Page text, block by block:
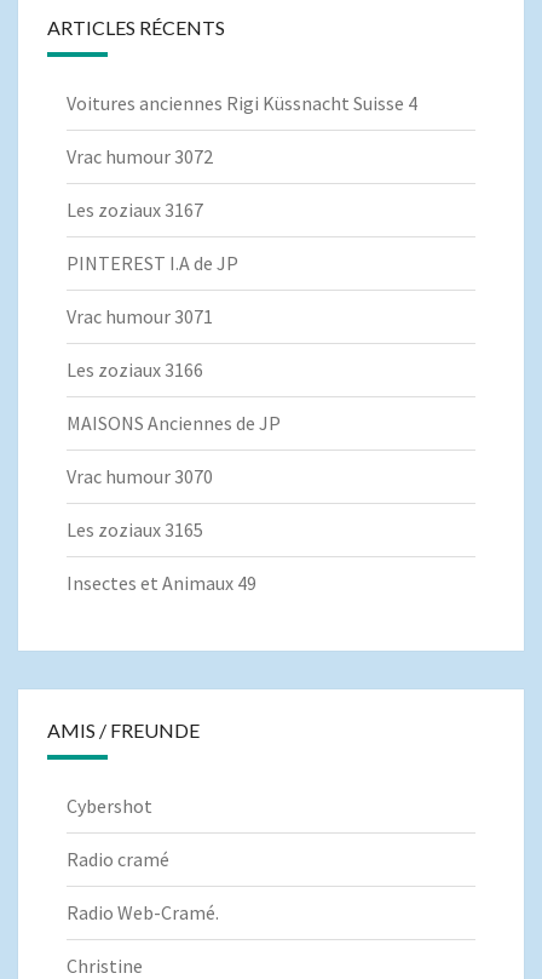
ARTICLES RÉCENTS
Voitures anciennes Rigi Küssnacht Suisse 4
Vrac humour 3072
Les zoziaux 3167
PINTEREST I.A de JP
Vrac humour 3071
Les zoziaux 3166
MAISONS Anciennes de JP
Vrac humour 3070
Les zoziaux 3165
Insectes et Animaux 49
AMIS / FREUNDE
Cybershot
Radio cramé
Radio Web-Cramé.
Christine